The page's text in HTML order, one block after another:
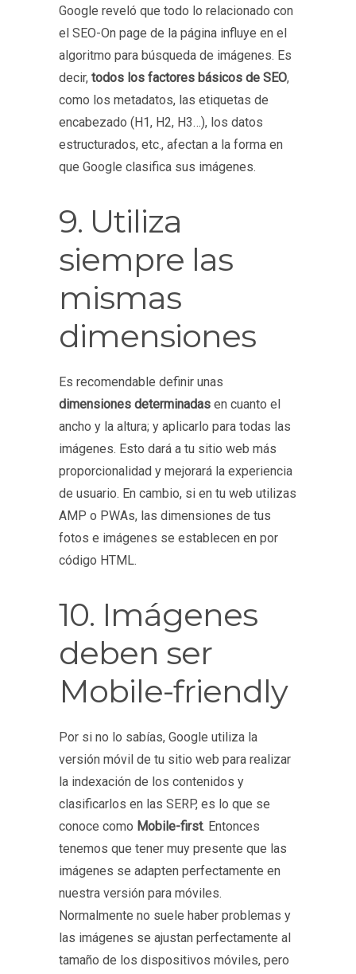
Google reveló que todo lo relacionado con
el SEO-On page de la página influye en el
algoritmo para búsqueda de imágenes. Es
decir, todos los factores básicos de SEO,
como los metadatos, las etiquetas de
encabezado (H1, H2, H3…), los datos
estructurados, etc., afectan a la forma en
que Google clasifica sus imágenes.
9. Utiliza
siempre las
mismas
dimensiones
Es recomendable definir unas
dimensiones determinadas en cuanto el
ancho y la altura; y aplicarlo para todas las
imágenes. Esto dará a tu sitio web más
proporcionalidad y mejorará la experiencia
de usuario. En cambio, si en tu web utilizas
AMP o PWAs, las dimensiones de tus
fotos e imágenes se establecen en por
código HTML.
10. Imágenes
deben ser
Mobile-friendly
Por si no lo sabías, Google utiliza la
versión móvil de tu sitio web para realizar
la indexación de los contenidos y
clasificarlos en las SERP, es lo que se
conoce como Mobile-first. Entonces
tenemos que tener muy presente que las
imágenes se adapten perfectamente en
nuestra versión para móviles.
Normalmente no suele haber problemas y
las imágenes se ajustan perfectamente al
tamaño de los dispositivos móviles, pero